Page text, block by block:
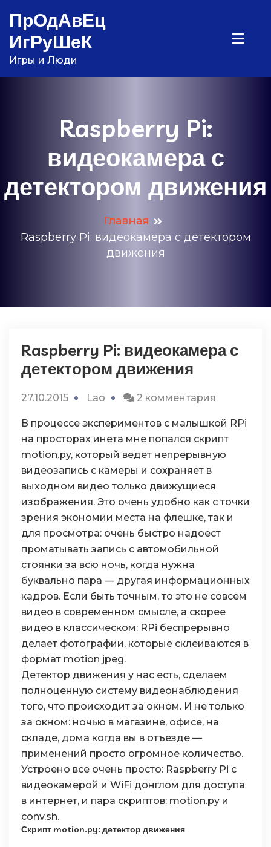
содержимому
ПрОдАвЕц
ИгРуШеК
Игры и Люди
Raspberry Pi:
видеокамера с
детектором движения
Главная
Raspberry Pi: видеокамера с детектором
движения
Raspberry Pi: видеокамера с
детектором движения
27.10.2015 Lao 2 комментария
Raspberry
Pi:
движения
В процессе экспериментов с малышкой RPi
на просторах инета мне попался скрипт
motion.py, который ведет непрерывную
видеозапись с камеры и сохраняет в
выходном видео только движущиеся
изображения. Это очень удобно как с точки
зрения экономии места на флешке, так и
для просмотра: очень быстро надоест
проматывать запись с автомобильной
стоянки за всю ночь, когда нужна
буквально пара — другая информационных
кадров. Если быть точным, то это не совсем
видео в современном смысле, а скорее
видео в классическом: RPi беспрерывно
делает фотографии, которые склеиваются в
формат motion jpeg.
Детектор движения у нас есть, сделаем
полноценную систему видеонаблюдения
того, что происходит за окном. И не только
за окном: ночью в магазине, офисе, на
складе, дома когда вы в отъезде —
применений просто огромное количество.
Устроено все очень просто: Raspberry Pi с
видеокамерой и WiFi донглом для доступа
в интернет, и пара скриптов: motion.py и
conv.sh.
Скрипт motion.py: детектор движения